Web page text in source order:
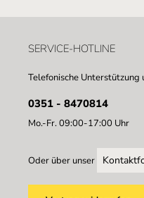
SERVICE-HOTLINE
Telefonische
0351 - 8470814
Mo.-Fr. 09:00-17:00 Uhr
Oder über unser